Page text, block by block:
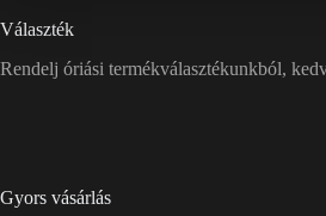
Választék
Rendelj óriási termékválasztékunkból,
Gyors vásárlás